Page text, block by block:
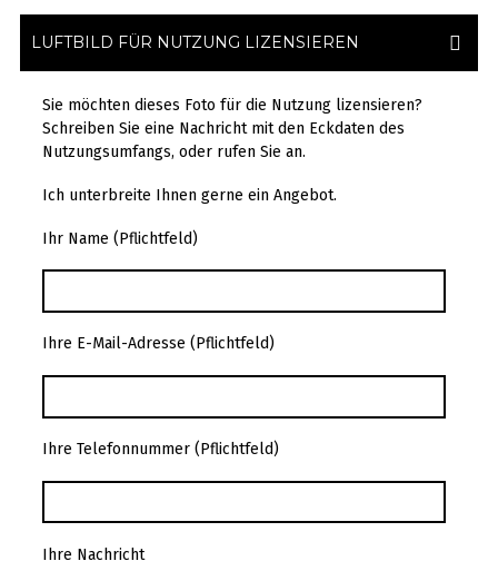
LUFTBILD FÜR NUTZUNG LIZENSIEREN
Sie möchten dieses Foto für die Nutzung lizensieren?
Schreiben Sie eine Nachricht mit den Eckdaten des
Nutzungsumfangs, oder rufen Sie an.
Ich unterbreite Ihnen gerne ein Angebot.
Ihr Name (Pflichtfeld)
Ihre E-Mail-Adresse (Pflichtfeld)
Ihre Telefonnummer (Pflichtfeld)
Ihre Nachricht